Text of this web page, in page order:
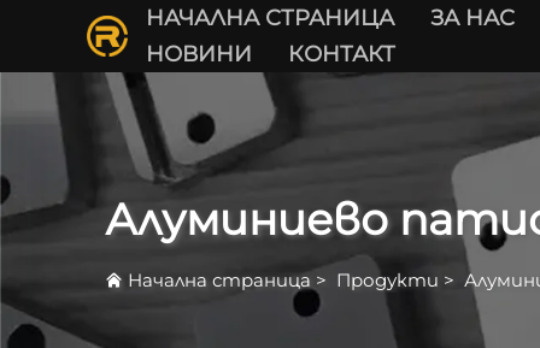
НАЧАЛНА СТРАНИЦА
ЗА НАС
НОВИНИ
КОНТАКТ
Алуминиево
Начална страница > Продукти >